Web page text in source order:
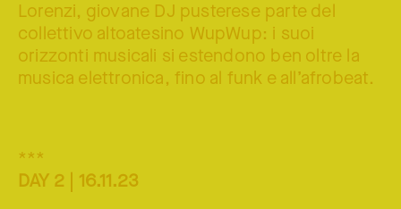
Lorenzi, giovane DJ pusterese parte del
collettivo altoatesino WupWup: i suoi
orizzonti musicali si estendono ben oltre la
musica elettronica, fino al funk e all’afrobeat.
***
DAY 2 | 16.11.23